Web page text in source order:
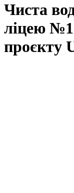
Чиста
ліцею
проєкту